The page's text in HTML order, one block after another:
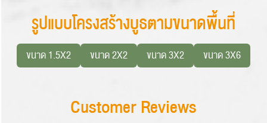
รูปแบบโครงสร้างบูธตามขนาดพื้นที่
ขนาด 1.5X2 ขนาด 2X2 ขนาด 3X2 ขนาด 3X6
Customer Reviews